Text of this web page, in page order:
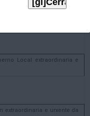
de Goberno Local de 17 de
Local extraordinaria e
extraordinaria e urxente da